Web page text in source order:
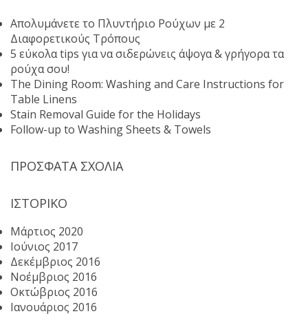
Απολυμάνετε το Πλυντήριο Ρούχων με 2
Διαφορετικούς Τρόπους
5 εύκολα tips για να σιδερώνεις άψογα & γρήγορα τα
ρούχα σου!
The Dining Room: Washing and Care Instructions for
Table Linens
Stain Removal Guide for the Holidays
Follow-up to Washing Sheets & Towels
ΠΡΌΣΦΑΤΑ ΣΧΌΛΙΑ
ΙΣΤΟΡΙΚΌ
Μάρτιος 2020
Ιούνιος 2017
Δεκέμβριος 2016
Νοέμβριος 2016
Οκτώβριος 2016
Ιανουάριος 2016